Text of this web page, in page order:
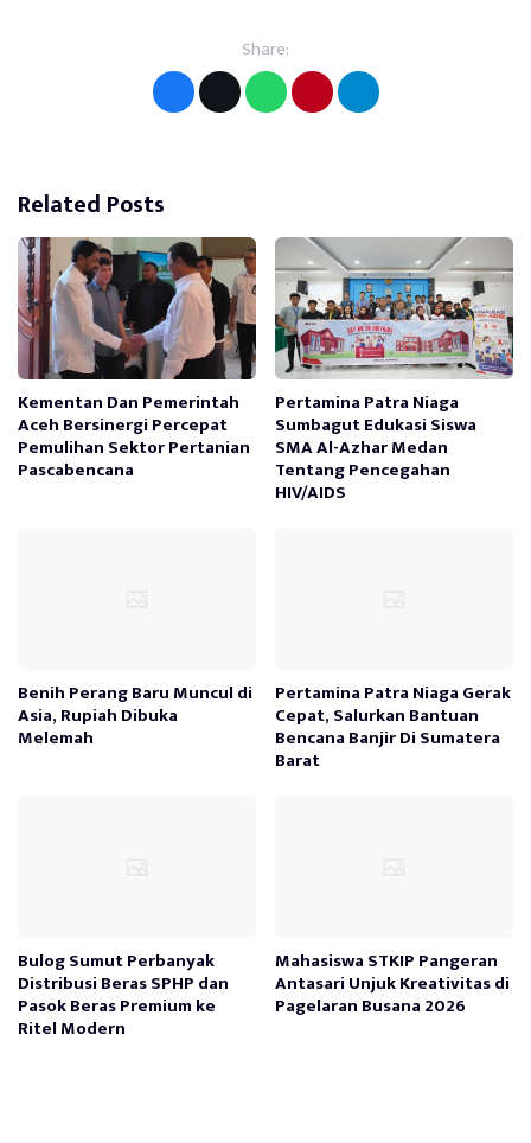
Share:
Related Posts
Kementan Dan Pemerintah
Aceh Bersinergi Percepat
Pemulihan Sektor Pertanian
Pascabencana
Pertamina Patra Niaga
Sumbagut Edukasi Siswa
SMA Al-Azhar Medan
Tentang Pencegahan
HIV/AIDS
Benih Perang Baru Muncul di
Asia, Rupiah Dibuka
Melemah
Pertamina Patra Niaga Gerak
Cepat, Salurkan Bantuan
Bencana Banjir Di Sumatera
Barat
Bulog Sumut Perbanyak
Distribusi Beras SPHP dan
Pasok Beras Premium ke
Ritel Modern
Mahasiswa STKIP Pangeran
Antasari Unjuk Kreativitas di
Pagelaran Busana 2026